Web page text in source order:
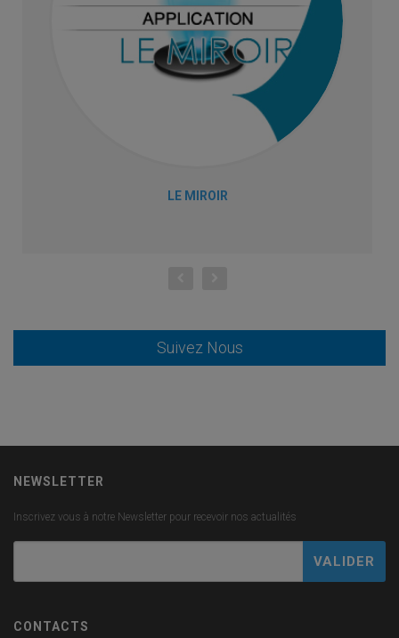
LE MIROIR
Suivez Nous
NEWSLETTER
Inscrivez vous à notre Newsletter pour recevoir nos actualités
CONTACTS